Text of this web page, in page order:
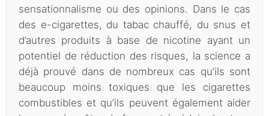
sensationnalisme ou des opinions. Dans le cas
des e-cigarettes, du tabac chauffé, du snus et
d’autres produits à base de nicotine ayant un
potentiel de réduction des risques, la science a
déjà prouvé dans de nombreux cas qu’ils sont
beaucoup moins toxiques que les cigarettes
combustibles et qu’ils peuvent également aider